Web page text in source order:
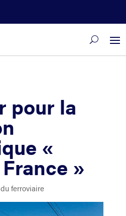
pour la
«
»
ferroviaire